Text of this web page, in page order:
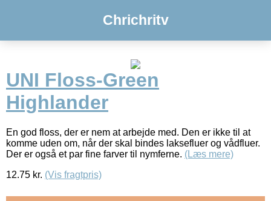
Chrichritv
UNI Floss-Green
Highlander
En god floss, der er nem at arbejde med. Den er ikke til at
komme uden om, når der skal bindes laksefluer og vådfluer.
Der er også et par fine farver til nymferne. (Læs mere)
12.75 kr. (Vis fragtpris)